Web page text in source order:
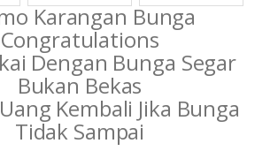
Karangan Bunga
Congratulations
Dengan Bunga Segar
Bukan Bekas
Kembali Jika Bunga
Tidak Sampai